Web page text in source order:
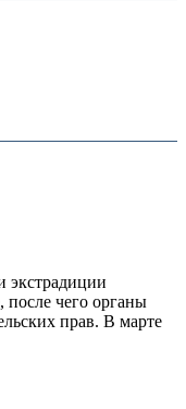
экстрадиции
чего органы
прав. В марте